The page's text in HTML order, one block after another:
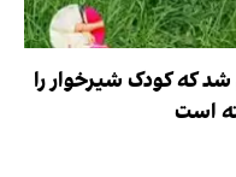
که کودک شیرخوار را
است